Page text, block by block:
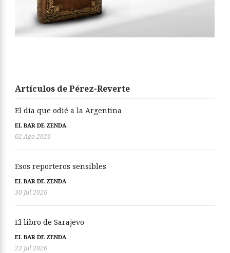
Artículos de Pérez-Reverte
El día que odié a la Argentina
EL BAR DE ZENDA
02 Ago 2026
Esos reporteros sensibles
EL BAR DE ZENDA
30 Jul 2026
El libro de Sarajevo
EL BAR DE ZENDA
23 Jul 2026